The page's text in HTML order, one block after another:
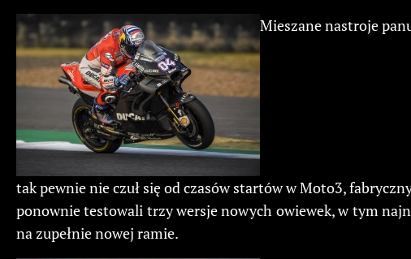
Mieszane nastroje
tak pewnie nie czuł się od czasów startów w Moto3,
ponownie testowali trzy wersje nowych owiewek, w tym
na zupełnie nowej ramie.